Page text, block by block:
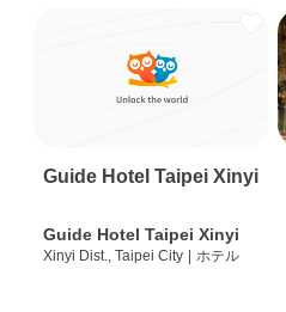
Guide Hotel Taipei Xinyi
Guide Hotel Taipei Xinyi
Xinyi Dist., Taipei City | ホテル